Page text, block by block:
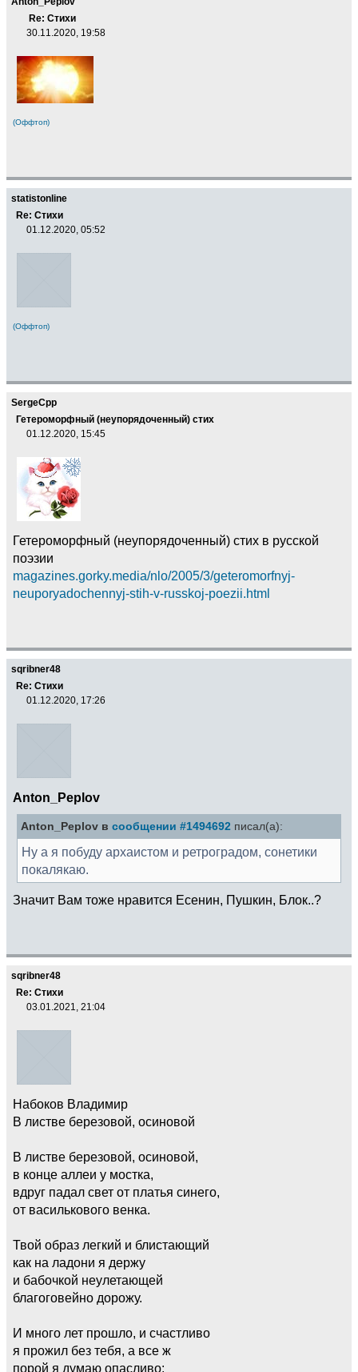
Re: Стихи
30.11.2020, 19:58
(Оффтоп)
statistonline
Re: Стихи
01.12.2020, 05:52
(Оффтоп)
SergeCpp
Гетероморфный (неупорядоченный) стих
01.12.2020, 15:45
Гетероморфный (неупорядоченный) стих в русской
поэзии
magazines.gorky.media/nlo/2005/3/geteromorfnyj-
neuporyadochennyj-stih-v-russkoj-poezii.html
sqribner48
Re: Стихи
01.12.2020, 17:26
Anton_Peplov
Anton_Peplov в сообщении #1494692 писал(а):
Ну а я побуду архаистом и ретроградом, сонетики
покалякаю.
Значит Вам тоже нравится Есенин, Пушкин, Блок..?
sqribner48
Re: Стихи
03.01.2021, 21:04
Набоков Владимир
В листве березовой, осиновой
В листве березовой, осиновой,
в конце аллеи у мостка,
вдруг падал свет от платья синего,
от василькового венка.
Твой образ легкий и блистающий
как на ладони я держу
и бабочкой неулетающей
благоговейно дорожу.
И много лет прошло, и счастливо
я прожил без тебя, а все ж
порой я думаю опасливо: